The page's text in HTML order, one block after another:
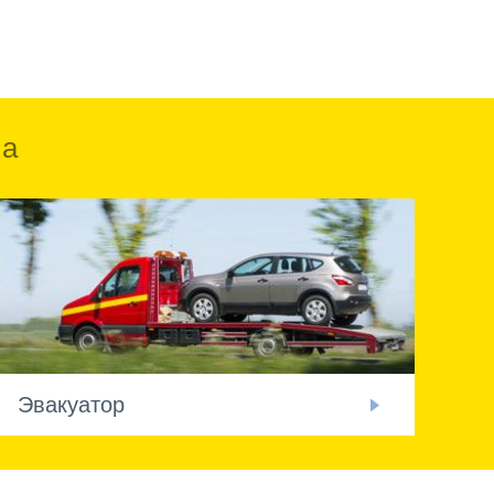
Эвакуатор